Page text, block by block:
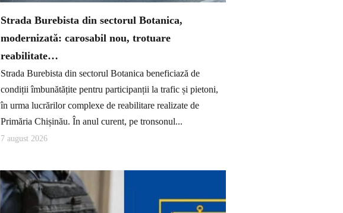
Strada Burebista din sectorul Botanica,
modernizată: carosabil nou, trotuare
reabilitate…
Strada Burebista din sectorul Botanica beneficiază de
condiții îmbunătățite pentru participanții la trafic și pietoni,
în urma lucrărilor complexe de reabilitare realizate de
Primăria Chișinău. În anul curent, pe tronsonul...
7 august 2026